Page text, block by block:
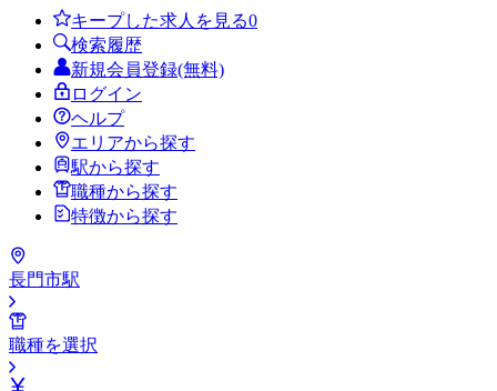
キープした求人を見る0
検索履歴
新規会員登録(無料)
ログイン
ヘルプ
エリアから探す
駅から探す
職種から探す
特徴から探す
長門市駅
職種を選択